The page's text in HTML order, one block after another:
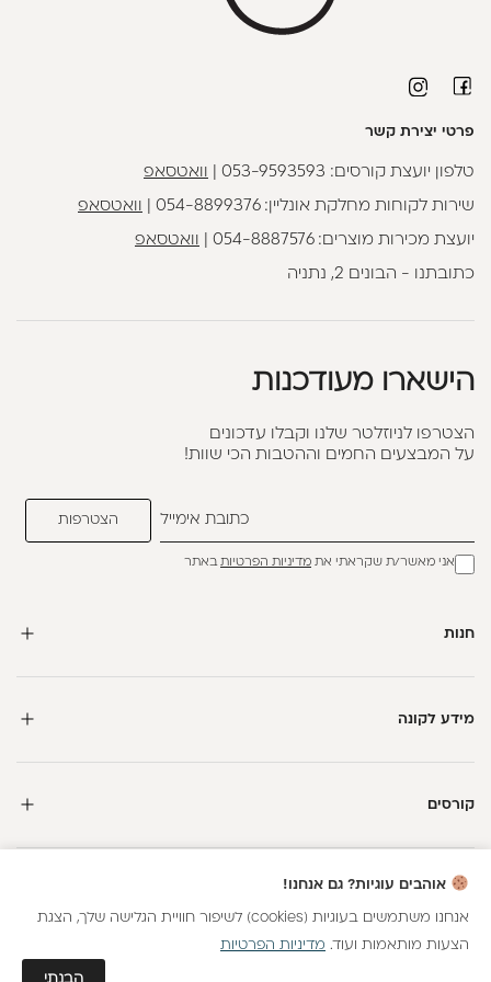
פרטי יצירת קשר
טלפון יועצת קורסים: 053-9593593 וואטסאפ
שירות לקוחות מחלקת אונליין:054-8899376 וואטסאפ
יועצת מכירות מוצרים:054-8887576 וואטסאפ
כתובתנו - הבונים 2, נתניה
הישארו מעודכנות
הצטרפו לניוזלטר שלנו וקבלו עדכונים
על המבצעים החמים וההטבות הכי שוות!
אני מאשר/ת שקראתי את מדיניות הפרטיותבאתר
חנות
מידע לקונה
קורסים
כל הזכויות שמורות
אוהבים עוגיות? גם אנחנו!
אנחנו משתמשים בעוגיות (cookies) לשיפור חוויית הגלישה שלך, הצגת
הצעות מותאמות ועוד. מדיניות הפרטיות